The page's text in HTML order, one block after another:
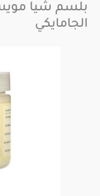
بلسم شيا
الجامايكي